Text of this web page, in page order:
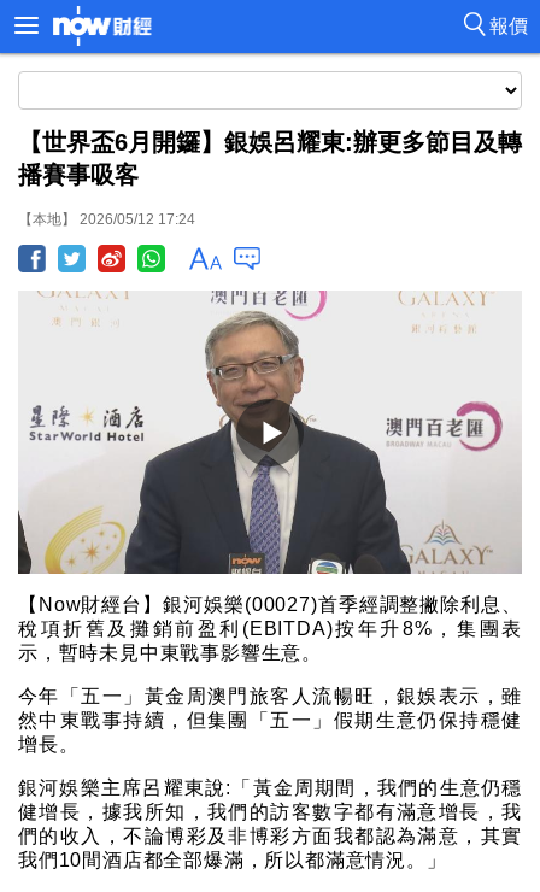
報價
【世界盃6月開鑼】銀娛呂耀東:辦更多節目及轉
播賽事吸客
【本地】 2026/05/12 17:24
【Now財經台】銀河娛樂(00027)首季經調整撇除利息、
稅項折舊及攤銷前盈利(EBITDA)按年升8%，集團表
示，暫時未見中東戰事影響生意。
今年「五一」黃金周澳門旅客人流暢旺，銀娛表示，雖
然中東戰事持續，但集團「五一」假期生意仍保持穩健
增長。
銀河娛樂主席呂耀東說:「黃金周期間，我們的生意仍穩
健增長，據我所知，我們的訪客數字都有滿意增長，我
們的收入，不論博彩及非博彩方面我都認為滿意，其實
我們10間酒店都全部爆滿，所以都滿意情況。」